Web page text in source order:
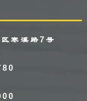
寒溪路7号